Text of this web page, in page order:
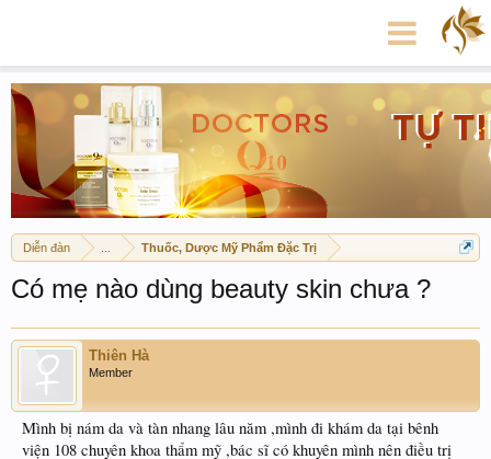
Diễn đàn Thuốc, Dược Mỹ Phẩm Đặc Trị
Có mẹ nào dùng beauty skin chưa ?
Thiên Hà
Member
Mình bị nám da và tàn nhang lâu năm ,mình đi khám da tại bênh
viện 108 chuyên khoa thẩm mỹ ,bác sĩ có khuyên mình nên điều trị